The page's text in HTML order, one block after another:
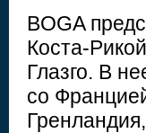
BOGA
Коста-
Глазго. В
со